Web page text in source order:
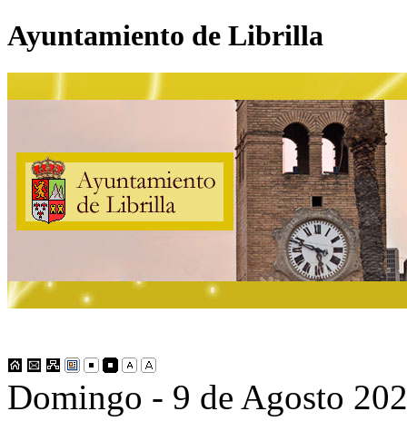
Ayuntamiento de Librilla
Domingo - 9 de Agosto